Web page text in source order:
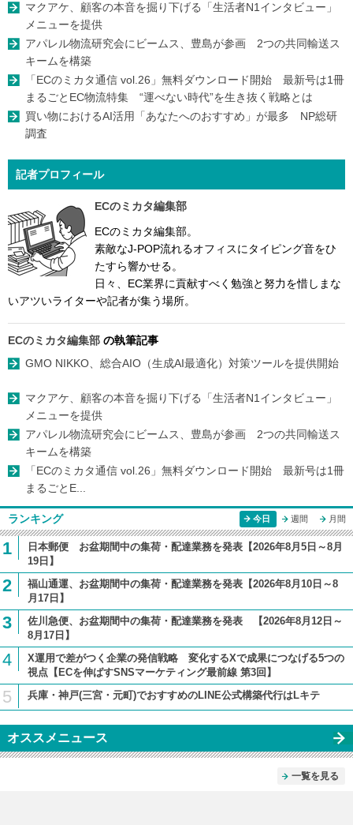
マクアケ、顧客の本音を掘り下げる「生活者N1インタビュー」
メニューを提供
アパレル物流研究会にビームス、豊島が参画 2つの共同輸送ス
キームを構築
「ECのミカタ通信 vol.26」無料ダウンロード開始 最新号は1冊
まるごとEC物流特集 “運べない時代”を生き抜く戦略とは
買い物におけるAI活用「あなたへのおすすめ」が最多 NP総研
調査
記者プロフィール
ECのミカタ編集部
ECのミカタ編集部。
素敵なJ-POP流れるオフィスにタイピング音をひ
たすら響かせる。
日々、EC業界に貢献すべく勉強と努力を惜しまな
いアツいライターや記者が集う場所。
ECのミカタ編集部 の執筆記事
GMO NIKKO、総合AIO（生成AI最適化）対策ツールを提供開始
マクアケ、顧客の本音を掘り下げる「生活者N1インタビュー」
メニューを提供
アパレル物流研究会にビームス、豊島が参画 2つの共同輸送ス
キームを構築
「ECのミカタ通信 vol.26」無料ダウンロード開始 最新号は1冊
まるごとE...
ランキング 今日 週間 月間
1
日本郵便 お盆期間中の集荷・配達業務を発表【2026年8月5日～8月
19日】
2
福山通運、お盆期間中の集荷・配達業務を発表【2026年8月10日～8
月17日】
3
佐川急便、お盆期間中の集荷・配達業務を発表 【2026年8月12日～
8月17日】
4
X運用で差がつく企業の発信戦略 変化するXで成果につなげる5つの
視点【ECを伸ばすSNSマーケティング最前線 第3回】
5 兵庫・神戸(三宮・元町)でおすすめのLINE公式構築代行はLキテ
オススメニュース
一覧を見る